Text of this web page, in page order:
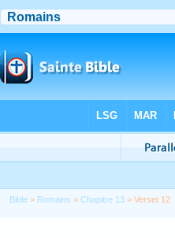
Bible > Romains >Chapitre 13 > Verset 12